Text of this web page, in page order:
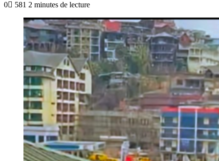
0
581 2 minutes de lecture